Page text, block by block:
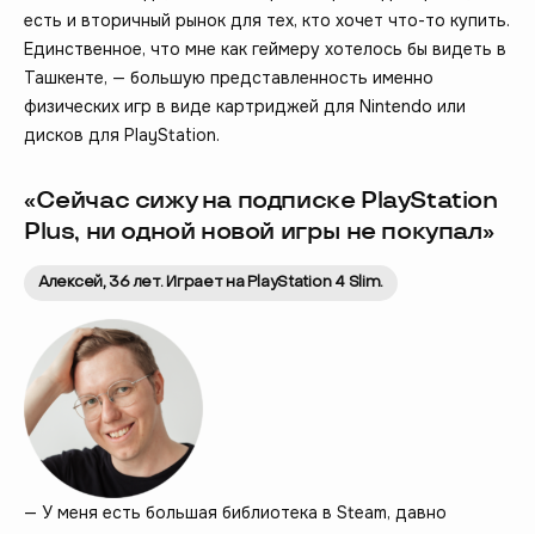
есть и вторичный рынок для тех, кто хочет что-то купить.
Единственное, что мне как геймеру хотелось бы видеть в
Ташкенте, — большую представленность именно
физических игр в виде картриджей для Nintendo или
дисков для PlayStation.
«Сейчас сижу на подписке PlayStation
Plus, ни одной новой игры не покупал»
Алексей, 36 лет. Играет на PlayStation 4 Slim.
— У меня есть большая библиотека в Steam, давно